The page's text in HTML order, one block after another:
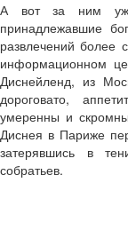
А вот за ним уже
принадлежавшие
развлечений более
информационном
Диснейленд, из
дороговато,
умеренны и
Диснея в Париже
затерявшись в
собратьев.